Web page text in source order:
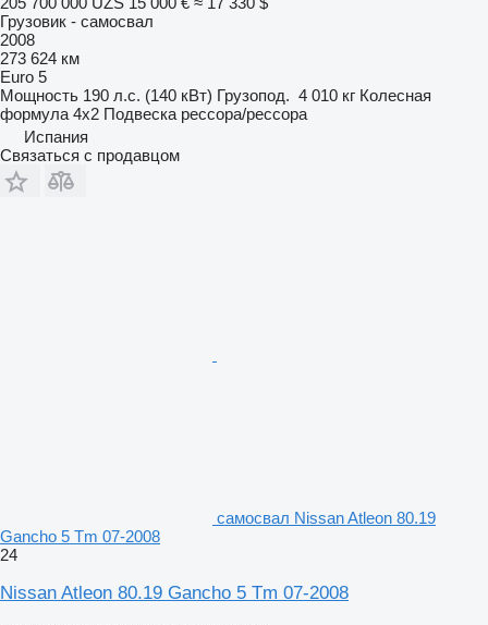
Грузовик - самосвал
2008
273 624 км
Euro 5
Мощность 190 л.с. (140 кВт) Грузопод. 4 010 кг Колесная
формула 4x2 Подвеска рессора/рессора
Испания
Связаться с продавцом
самосвал Nissan Atleon 80.19
Gancho 5 Tm 07-2008
24
Nissan Atleon 80.19 Gancho 5 Tm 07-2008